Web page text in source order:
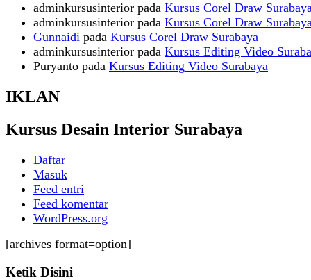
adminkursusinterior pada Kursus Corel Draw
adminkursusinterior pada Kursus Corel Draw
Gunnaidi pada Kursus Corel Draw Surabaya
adminkursusinterior pada Kursus Editing Video
Puryanto pada Kursus Editing Video Surabaya
IKLAN
Kursus Desain Interior Surabaya
Daftar
Masuk
Feed entri
Feed komentar
WordPress.org
[archives format=option]
Ketik Disini